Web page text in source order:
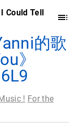
Could Tell
的歌
》
! For the